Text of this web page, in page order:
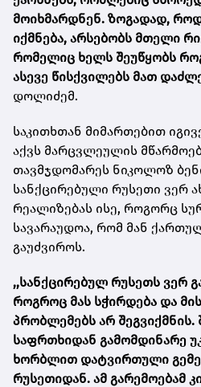
მოიხმარდნენ. ზოგადად,
იქმნება, არსებობს მთელი
რომელიც ხელს შეუწყობს
ასევე წისქვილებს მათ
დოლიძემ.
საკითხთან მიმართებით
აქვს მარცვლეულის
თავმჯდომარეს ნიკოლოზ
სანქცირებული რუსეთი ვერ
რეალიზებას ისე, როგორც
სავარაუდოა, რომ მან
გაუძვიროს.
,,სანქცირებულ რუსეთს ვერ
როგროც მას სჭირდება და
პრობლემებს არ შეგვიქმნის.
საფრთხიდან გამომდინარე
ხორბლით დატვირთული
რუსეთიდან. ამ გარემოებამ